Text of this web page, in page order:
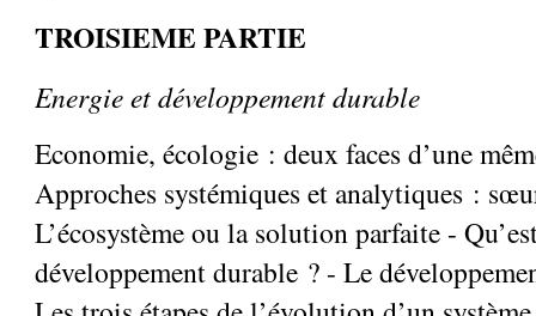
TROISIEME PARTIE
Energie et développement durable
Economie, écologie : deux faces d’une
Approches systémiques et analytiques :
L’écosystème ou la solution parfaite -
développement durable ? - Le